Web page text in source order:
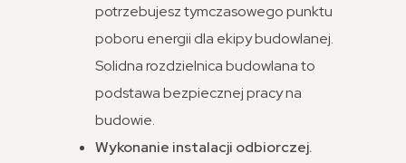
potrzebujesz tymczasowego punktu
poboru energii dla ekipy budowlanej.
Solidna rozdzielnica budowlana to
podstawa bezpiecznej pracy na
budowie.
Wykonanie instalacji odbiorczej.